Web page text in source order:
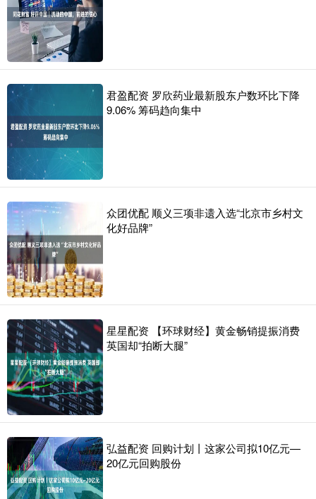
君盈配资 罗欣药业最新股东户数环比下降
9.06% 筹码趋向集中
众团优配 顺义三项非遗入选“北京市乡村文
化好品牌”
星星配资 【环球财经】黄金畅销提振消费
英国却“拍断大腿”
弘益配资 回购计划丨这家公司拟10亿元—
20亿元回购股份